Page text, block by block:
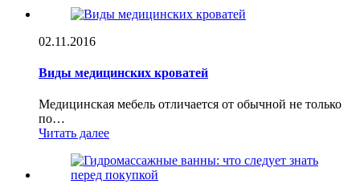
02.11.2016
Виды медицинских кроватей
Медицинская мебель отличается от обычной не только
по…
Читать далее